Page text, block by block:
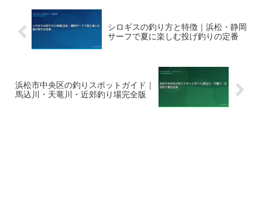
シロギスの釣り方と特徴｜浜松・静岡
サーフで夏に楽しむ投げ釣りの定番
浜松市中央区の釣りスポットガイド｜
馬込川・天竜川・近郊釣り場完全版